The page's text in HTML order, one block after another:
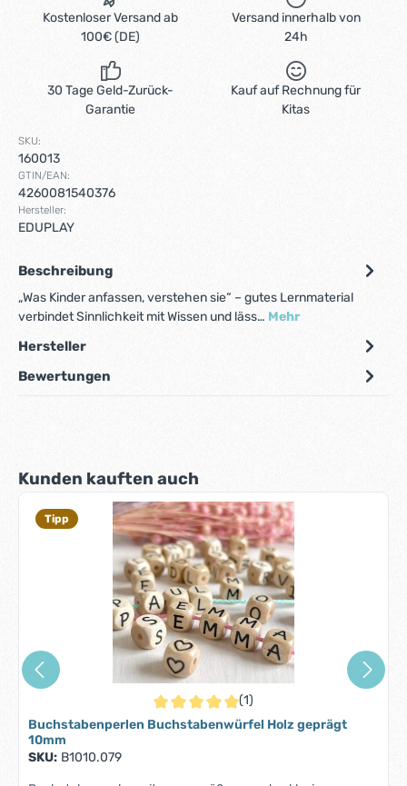
Kostenloser Versand ab
100€ (DE)
Versand innerhalb von
24h
30 Tage Geld-Zurück-
Garantie
Kauf auf Rechnung für
Kitas
SKU:
160013
GTIN/EAN:
4260081540376
Hersteller:
EDUPLAY
Beschreibung
„Was Kinder anfassen, verstehen sie“ – gutes Lernmaterial
verbindet Sinnlichkeit mit Wissen und läss… Mehr
Hersteller
Bewertungen
Produktgalerie überspringen
Kunden kauften auch
Tipp
Durchschnittliche Bewertung von 5 von 5
(1)
Buchstabenperlen Buchstabenwürfel Holz geprägt
10mm
SKU: B1010.079